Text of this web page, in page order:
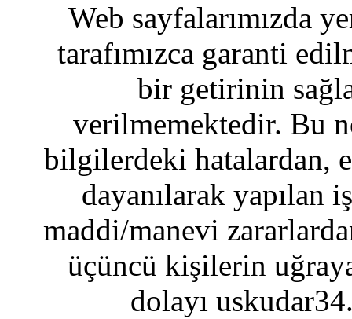
Web sayfalarımızda
tarafımızca garanti
bir getirinin
verilmemektedir. Bu
bilgilerdeki hatalardan,
dayanılarak yapılan
maddi/manevi
üçüncü kişilerin
dolayı